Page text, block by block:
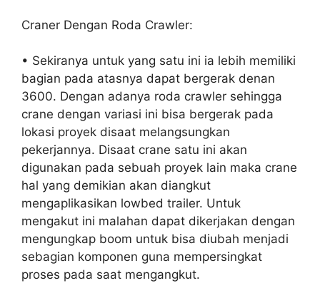
Craner Dengan Roda Crawler:
• Sekiranya untuk yang satu ini ia lebih memiliki
bagian pada atasnya dapat bergerak denan
3600. Dengan adanya roda crawler sehingga
crane dengan variasi ini bisa bergerak pada
lokasi proyek disaat melangsungkan
pekerjannya. Disaat crane satu ini akan
digunakan pada sebuah proyek lain maka crane
hal yang demikian akan diangkut
mengaplikasikan lowbed trailer. Untuk
mengakut ini malahan dapat dikerjakan dengan
mengungkap boom untuk bisa diubah menjadi
sebagian komponen guna mempersingkat
proses pada saat mengangkut.